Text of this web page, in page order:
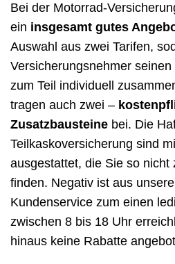
Bei der Motorrad-
ein insgesamt gutes
Auswahl aus zwei Tarifen,
Versicherungsnehmer
zum Teil individuell
tragen auch zwei –
Zusatzbausteine bei. Die
Teilkaskoversicherung sind
ausgestattet, die Sie so nicht
finden. Negativ ist aus
Kundenservice zum einen
zwischen 8 bis 18 Uhr
hinaus keine Rabatte